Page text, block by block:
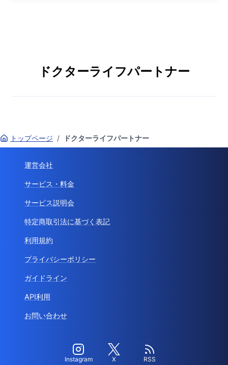
ドクターライフパートナー
トップページ / ドクターライフパートナー
運営会社
サービス・料金
サービス説明会
特定商取引法に基づく表記
利用規約
プライバシーポリシー
ガイドライン
API利用
お問い合わせ
Instagram X RSS